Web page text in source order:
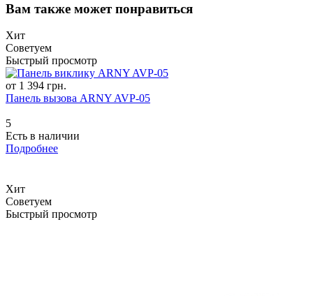
Вам также может понравиться
Хит
Советуем
Быстрый просмотр
от 1 394 грн.
Панель вызова ARNY AVP-05
5
Есть в наличии
Подробнее
Хит
Советуем
Быстрый просмотр